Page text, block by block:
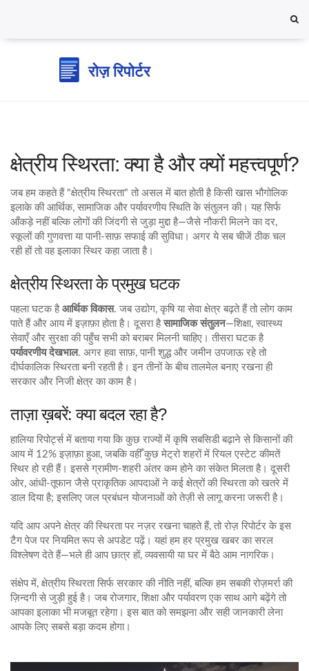
क्षेत्रीय स्थिरता: क्या है और क्यों महत्त्वपूर्ण?
जब हम कहते हैं "क्षेत्रीय स्थिरता" तो असल में बात होती है किसी खास भौगोलिक
इलाके की आर्थिक, सामाजिक और पर्यावरणीय स्थिति के संतुलन की। यह सिर्फ
आँकड़े नहीं बल्कि लोगों की जिंदगी से जुड़ा मुद्दा है—जैसे नौकरी मिलने का दर,
स्कूलों की गुणवत्ता या पानी‑साफ़ सफाई की सुविधा। अगर ये सब चीजें ठीक चल
रही हों तो वह इलाका स्थिर कहा जाता है।
क्षेत्रीय स्थिरता के प्रमुख घटक
पहला घटक है आर्थिक विकास. जब उद्योग, कृषि या सेवा क्षेत्र बढ़ते हैं तो लोग काम
पाते हैं और आय में इज़ाफ़ा होता है। दूसरा है सामाजिक संतुलन—शिक्षा, स्वास्थ्य
सेवाएँ और सुरक्षा की पहुँच सभी को बराबर मिलनी चाहिए। तीसरा घटक है
पर्यावरणीय देखभाल. अगर हवा साफ़, पानी शुद्ध और जमीन उपजाऊ रहे तो
दीर्घकालिक स्थिरता बनी रहती है। इन तीनों के बीच तालमेल बनाए रखना ही
सरकार और निजी क्षेत्र का काम है।
ताज़ा ख़बरें: क्या बदल रहा है?
हालिया रिपोर्ट्स में बताया गया कि कुछ राज्यों में कृषि सबसिडी बढ़ाने से किसानों की
आय में 12% इज़ाफ़ा हुआ, जबकि वहीँ कुछ मेट्रो शहरों में रियल एस्टेट कीमतें
स्थिर हो रही हैं। इससे ग्रामीण‑शहरी अंतर कम होने का संकेत मिलता है। दूसरी
ओर, आंधी‑तूफान जैसे प्राकृतिक आपदाओं ने कई क्षेत्रों की स्थिरता को खतरे में
डाल दिया है; इसलिए जल प्रबंधन योजनाओं को तेज़ी से लागू करना जरूरी है।
यदि आप अपने क्षेत्र की स्थिरता पर नज़र रखना चाहते हैं, तो रोज़ रिपोर्टर के इस
टैग पेज पर नियमित रूप से अपडेट पढ़ें। यहां हम हर प्रमुख खबर का सरल
विश्लेषण देते हैं—भले ही आप छात्र हों, व्यवसायी या घर में बैठे आम नागरिक।
संक्षेप में, क्षेत्रीय स्थिरता सिर्फ सरकार की नीति नहीं, बल्कि हम सबकी रोज़मर्रा की
ज़िन्दगी से जुड़ी हुई है। जब रोजगार, शिक्षा और पर्यावरण एक साथ आगे बढ़ेंगे तो
आपका इलाका भी मजबूत रहेगा। इस बात को समझना और सही जानकारी लेना
आपके लिए सबसे बड़ा कदम होगा।